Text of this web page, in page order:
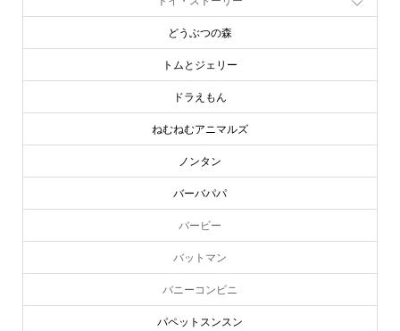
どうぶつの森
トムとジェリー
ドラえもん
ねむねむアニマルズ
ノンタン
バーバパパ
バービー
バットマン
バニーコンビニ
パペットスンスン